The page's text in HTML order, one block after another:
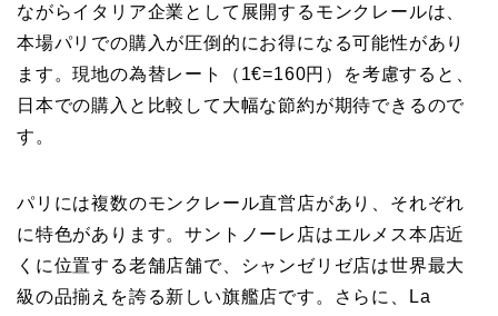
ながらイタリア企業として展開するモンクレールは、
本場パリでの購入が圧倒的にお得になる可能性があり
ます。現地の為替レート（1€=160円）を考慮すると、
日本での購入と比較して大幅な節約が期待できるので
す。
パリには複数のモンクレール直営店があり、それぞれ
に特色があります。サントノーレ店はエルメス本店近
くに位置する老舗店舗で、シャンゼリゼ店は世界最大
級の品揃えを誇る新しい旗艦店です。さらに、La